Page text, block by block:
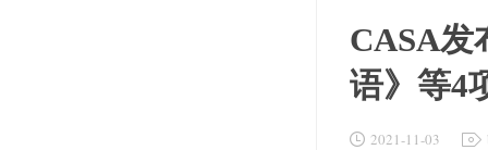
CASA发
语》等4
2021-11-03